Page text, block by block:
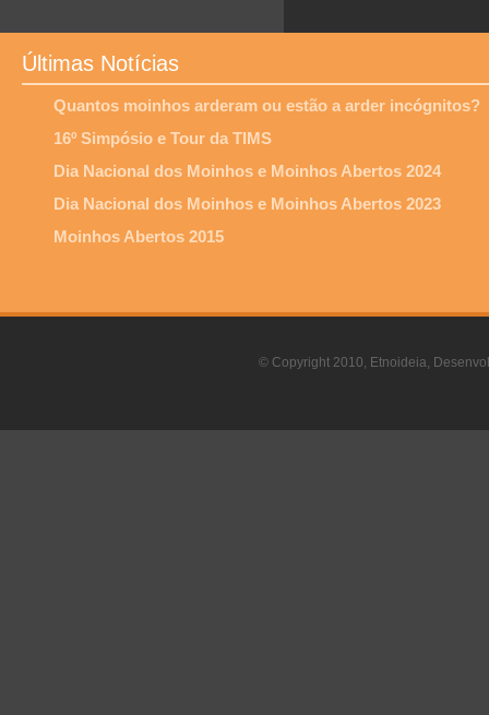
Últimas Notícias
Quantos moinhos arderam ou estão a arder incógnitos?
16º Simpósio e Tour da TIMS
Dia Nacional dos Moinhos e Moinhos Abertos 2024
Dia Nacional dos Moinhos e Moinhos Abertos 2023
Moinhos Abertos 2015
© Copyright 2010, Etnoideia,